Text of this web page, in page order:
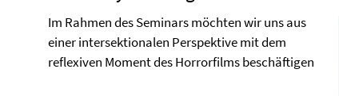
Im Rahmen des Seminars möchten wir uns aus
einer intersektionalen Perspektive mit dem
reflexiven Moment des Horrorfilms beschäftigen